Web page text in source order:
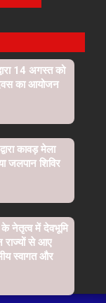
14 अगस्त को
का आयोजन
कावड़ मेला
जलपान शिविर
के नेतृत्व में देवभूमि
राज्यों से आए
स्वागत और